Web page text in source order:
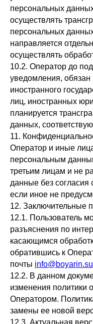
персональных
осуществлять
персональных
направляется
осуществлять
10.2. Оператор до
уведомления, обязан
иностранного
лиц, иностранных
планируется
данных,
11.
Оператор и иные
персональным
третьим лицам и не
данные без согласия
если иное не
12. Заключительные
12.1. Пользователь
разъяснения по
касающимся
обратившись к
почты info@boyarin.su
12.2. В данном
изменения политики
Оператором.
замены ее новой
12.3. Актуальная